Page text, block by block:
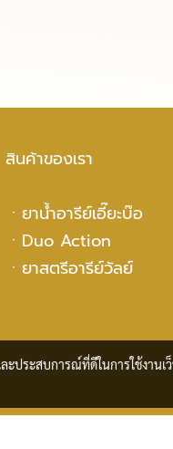
สินค้าของเรา
ㆍ ยาน้ำอารีย์เอี๊ยะบ๊อ
ㆍ Duo Action
ㆍ ยาสตรีอารีย์วัลย์
ประสบการณ์ที่ดีในการใช้งาน